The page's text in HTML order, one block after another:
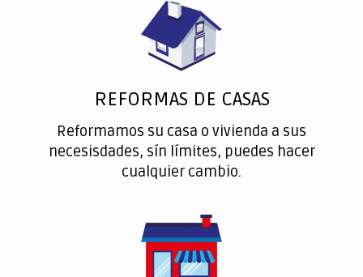
REFORMAS DE CASAS
Reformamos su casa o vivienda a sus
necesisdades, sín límites, puedes hacer
cualquier cambio.